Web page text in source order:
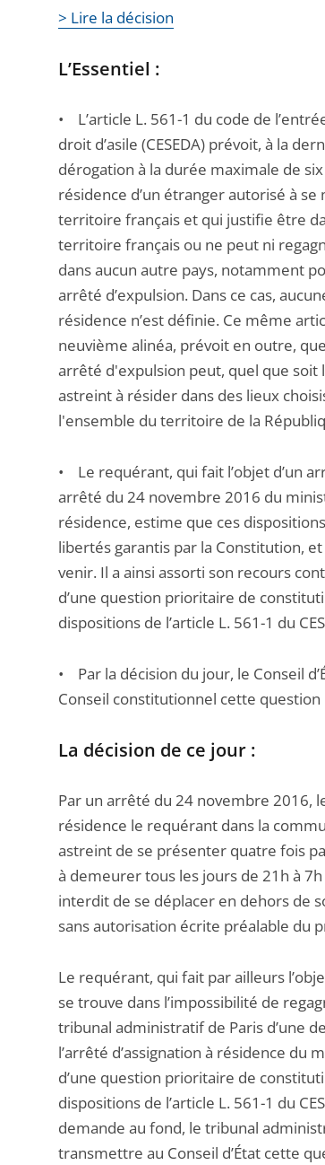
> Lire la décision
L’Essentiel :
• L’article L. 561-1 du code de
droit d’asile (CESEDA) prévoit, à la
dérogation à la durée maximale de
résidence d’un étranger autorisé à
territoire français et qui justifie être
territoire français ou ne peut ni
dans aucun autre pays, notamment
arrêté d’expulsion. Dans ce cas,
résidence n’est définie. Ce même
neuvième alinéa, prévoit en outre,
arrêté d'expulsion peut, quel que
astreint à résider dans des lieux
l'ensemble du territoire de la
• Le requérant, qui fait l’objet d’un
arrêté du 24 novembre 2016 du
résidence, estime que ces
libertés garantis par la Constitution,
venir. Il a ainsi assorti son recours
d’une question prioritaire de
dispositions de l’article L. 561-1 du
• Par la décision du jour, le Conseil
Conseil constitutionnel cette
La décision de ce jour :
Par un arrêté du 24 novembre 2016,
résidence le requérant dans la
astreint de se présenter quatre fois
à demeurer tous les jours de 21h à
interdit de se déplacer en dehors de
sans autorisation écrite préalable du
Le requérant, qui fait par ailleurs
se trouve dans l’impossibilité de
tribunal administratif de Paris d’une
l’arrêté d’assignation à résidence du
d’une question prioritaire de
dispositions de l’article L. 561-1 du
demande au fond, le tribunal
transmettre au Conseil d’État cette